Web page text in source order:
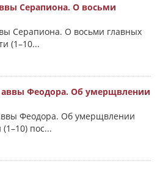
Серапиона. О восьми
Серапиона. О восьми главных
(1–10...
аввы Феодора. Об умерщвлении
Феодора. Об умерщвлении
пос...